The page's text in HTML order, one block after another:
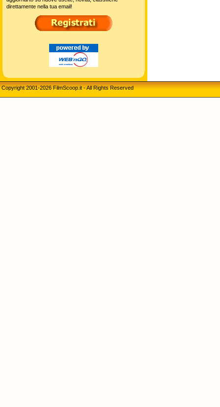
direttamente nella tua email!
Copyright 2001-2026 FilmScoop.it - All Rights Reserved